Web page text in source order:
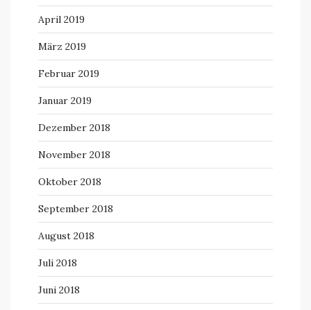
April 2019
März 2019
Februar 2019
Januar 2019
Dezember 2018
November 2018
Oktober 2018
September 2018
August 2018
Juli 2018
Juni 2018